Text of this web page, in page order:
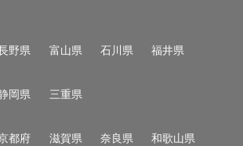
野県 富山県 石川県 福井県
岡県 三重県
都府 滋賀県 奈良県 和歌山県